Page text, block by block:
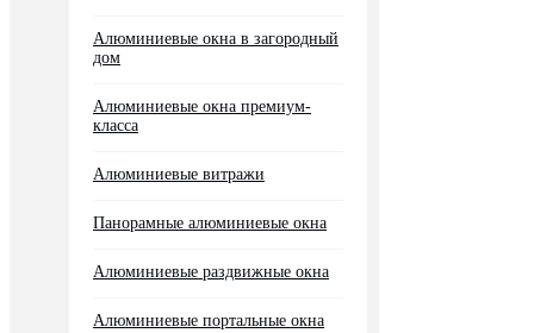
Алюминиевые окна в загородный
дом
Алюминиевые окна премиум-
класса
Алюминиевые витражи
Панорамные алюминиевые окна
Алюминиевые раздвижные окна
Алюминиевые портальные окна